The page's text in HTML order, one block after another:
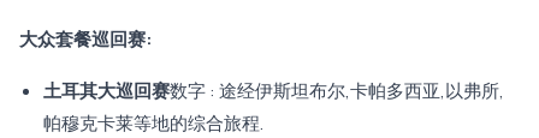
大众套餐巡回赛:
土耳其大巡回赛数字 : 途经伊斯坦布尔,卡帕多西亚,以弗所,
帕穆克卡莱等地的综合旅程.